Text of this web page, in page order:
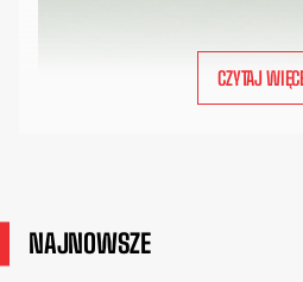
CZYTAJ
NAJNOWSZE